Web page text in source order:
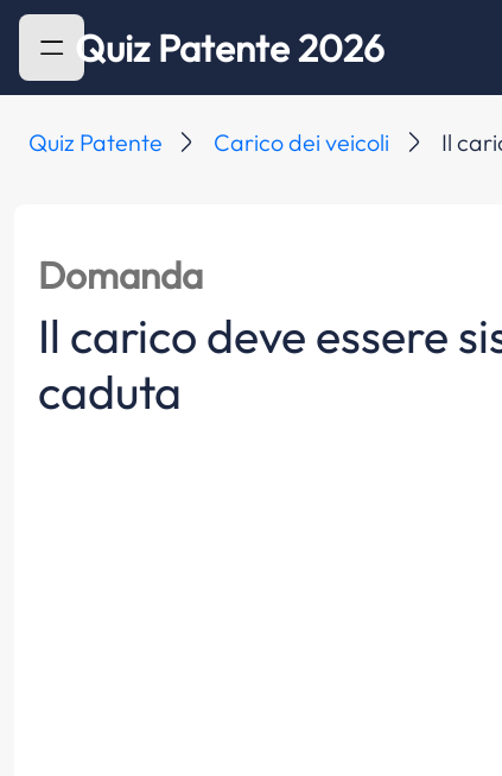
Quiz Patente 2026
Quiz Patente Carico dei veicoli Il
Domanda
Il carico deve essere
caduta